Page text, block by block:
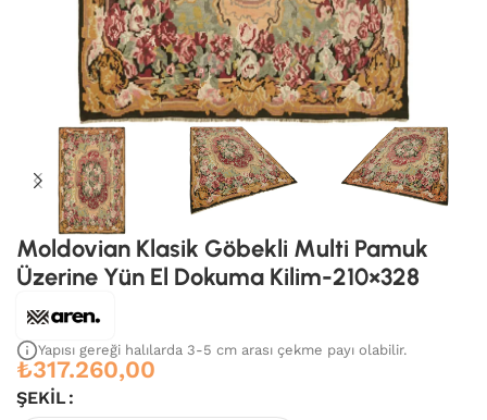
Moldovian Klasik Göbekli Multi Pamuk
Üzerine Yün El Dokuma Kilim-210×328
Yapısı gereği halılarda 3-5 cm arası çekme payı olabilir.
₺317.260,00
ŞEKIL